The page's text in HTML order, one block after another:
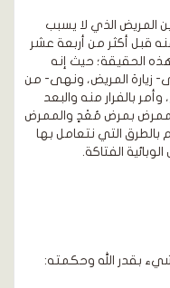
المريض الذي لا يسبب
قبل أكثر من أربعة عشر
الحقيقة؛ حيث إنه
زيارة المريض، ونهى- من
بالفرار منه والبعد
بمرض مُعْدٍ والممرض
بالطرق التي نتعامل بها
الفتاكة.
شيء بقدر الله وحكمته: